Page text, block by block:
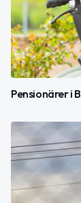
Pensionärer i